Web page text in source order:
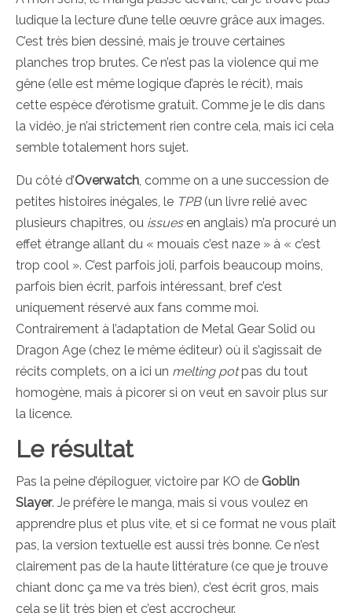
ludique la lecture d’une telle œuvre grâce aux images.
C’est très bien dessiné, mais je trouve certaines
planches trop brutes. Ce n’est pas la violence qui me
gêne (elle est même logique d’après le récit), mais
cette espèce d’érotisme gratuit. Comme je le dis dans
la vidéo, je n’ai strictement rien contre cela, mais ici cela
semble totalement hors sujet.
Du côté d’Overwatch, comme on a une succession de
petites histoires inégales, le TPB(un livre relié avec
plusieurs chapitres, ou issuesen anglais) m’a procuré un
effet étrange allant du « mouais c’est naze » à « c’est
trop cool ». C’est parfois joli, parfois beaucoup moins,
parfois bien écrit, parfois intéressant, bref c’est
uniquement réservé aux fans comme moi.
Contrairement à l’adaptation de Metal Gear Solid ou
Dragon Age (chez le même éditeur) où il s’agissait de
récits complets, on a ici un melting potpas du tout
homogène, mais à picorer si on veut en savoir plus sur
la licence.
Le résultat
Pas la peine d’épiloguer, victoire par KO de Goblin
Slayer. Je préfère le manga, mais si vous voulez en
apprendre plus et plus vite, et si ce format ne vous plaît
pas, la version textuelle est aussi très bonne. Ce n’est
clairement pas de la haute littérature (ce que je trouve
chiant donc ça me va très bien), c’est écrit gros, mais
cela se lit très bien et c’est accrocheur.